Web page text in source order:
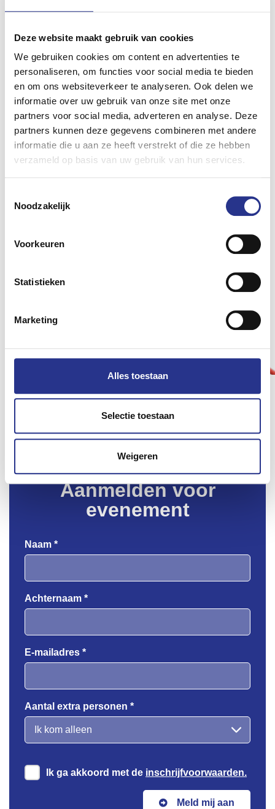
Deze website maakt gebruik van cookies
We gebruiken cookies om content en advertenties te
personaliseren, om functies voor social media te bieden
en om ons websiteverkeer te analyseren. Ook delen we
informatie over uw gebruik van onze site met onze
partners voor social media, adverteren en analyse. Deze
partners kunnen deze gegevens combineren met andere
informatie die u aan ze heeft verstrekt of die ze hebben
verzameld op basis van uw gebruik van hun services.
Noodzakelijk
Voorkeuren
Statistieken
Marketing
Alles toestaan
Selectie toestaan
Weigeren
Experience Day
Zutphen Energie
Aanmelden voor
evenement
Naam *
Achternaam *
E-mailadres *
Aantal extra personen *
Ik ga akkoord met de inschrijfvoorwaarden.
Meld mij aan